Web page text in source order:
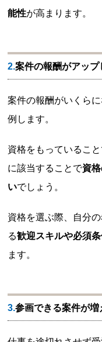
能性が高まります。
2.案件の報酬がアッ
案件の報酬がいくら
例します。
資格をもっているこ
に該当することで資
いでしょう。
資格を選ぶ際、自分
る歓迎スキルや必須
ます。
3.参画できる案件が増